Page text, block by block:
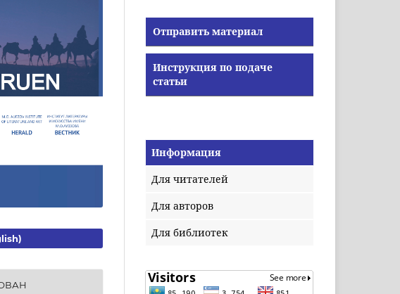
Отправить материал
Инструкция по подаче
статьи
Информация
Для читателей
Для авторов
Для библиотек